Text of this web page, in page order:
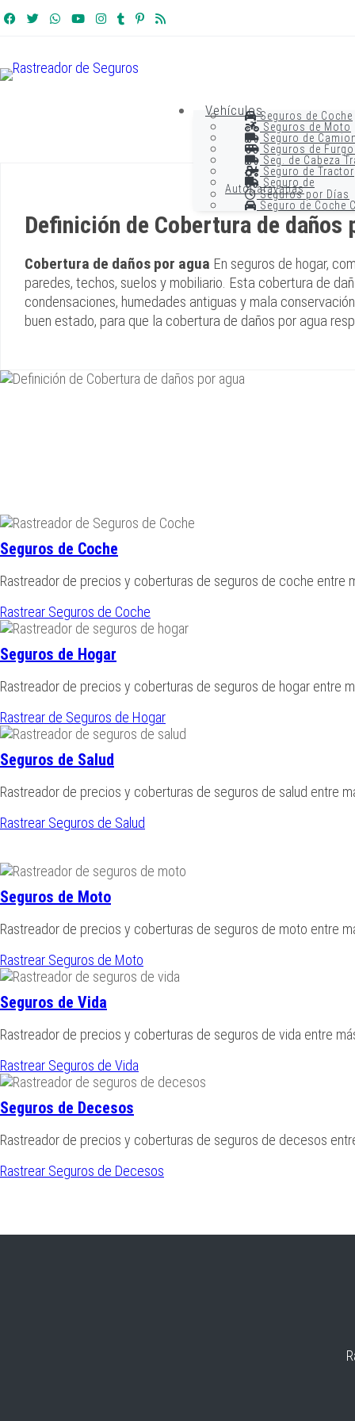
VehículosSeguros de Coche
Seguros de Moto
Seguro de
Seguros de
Seg. de Cabeza
Seguro de Tractor
Seguro de
AutoCaravanas
Seguros por Días
Seguro de Coche
Definición de Cobertura de daños
Cobertura de daños por agua En seguros de hogar,
paredes, techos, suelos y mobiliario. Esta cobertura de
condensaciones, humedades antiguas y mala
buen estado, para que la cobertura de daños por agua
Seguros de Coche
Rastreador de precios y coberturas de seguros de coche entre
Rastrear Seguros de Coche
Seguros de Hogar
Rastreador de precios y coberturas de seguros de hogar entre
Rastrear de Seguros de Hogar
Seguros de Salud
Rastreador de precios y coberturas de seguros de salud entre
Rastrear Seguros de Salud
Seguros de Moto
Rastreador de precios y coberturas de seguros de moto entre
Rastrear Seguros de Moto
Seguros de Vida
Rastreador de precios y coberturas de seguros de vida entre
Rastrear Seguros de Vida
Seguros de Decesos
Rastreador de precios y coberturas de seguros de decesos
Rastrear Seguros de Decesos